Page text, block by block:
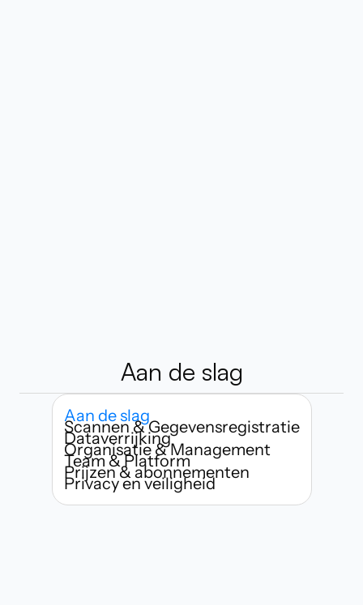
Aan de slag
Aan de slag
Scannen & Gegevensregistratie
Dataverrijking
Organisatie & Management
Team & Platform
Prijzen & abonnementen
Privacy en veiligheid